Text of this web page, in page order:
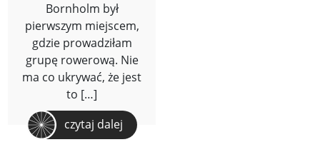
Bornholm był
pierwszym miejscem,
gdzie prowadziłam
grupę rowerową. Nie
ma co ukrywać, że jest
to […]
czytaj dalej